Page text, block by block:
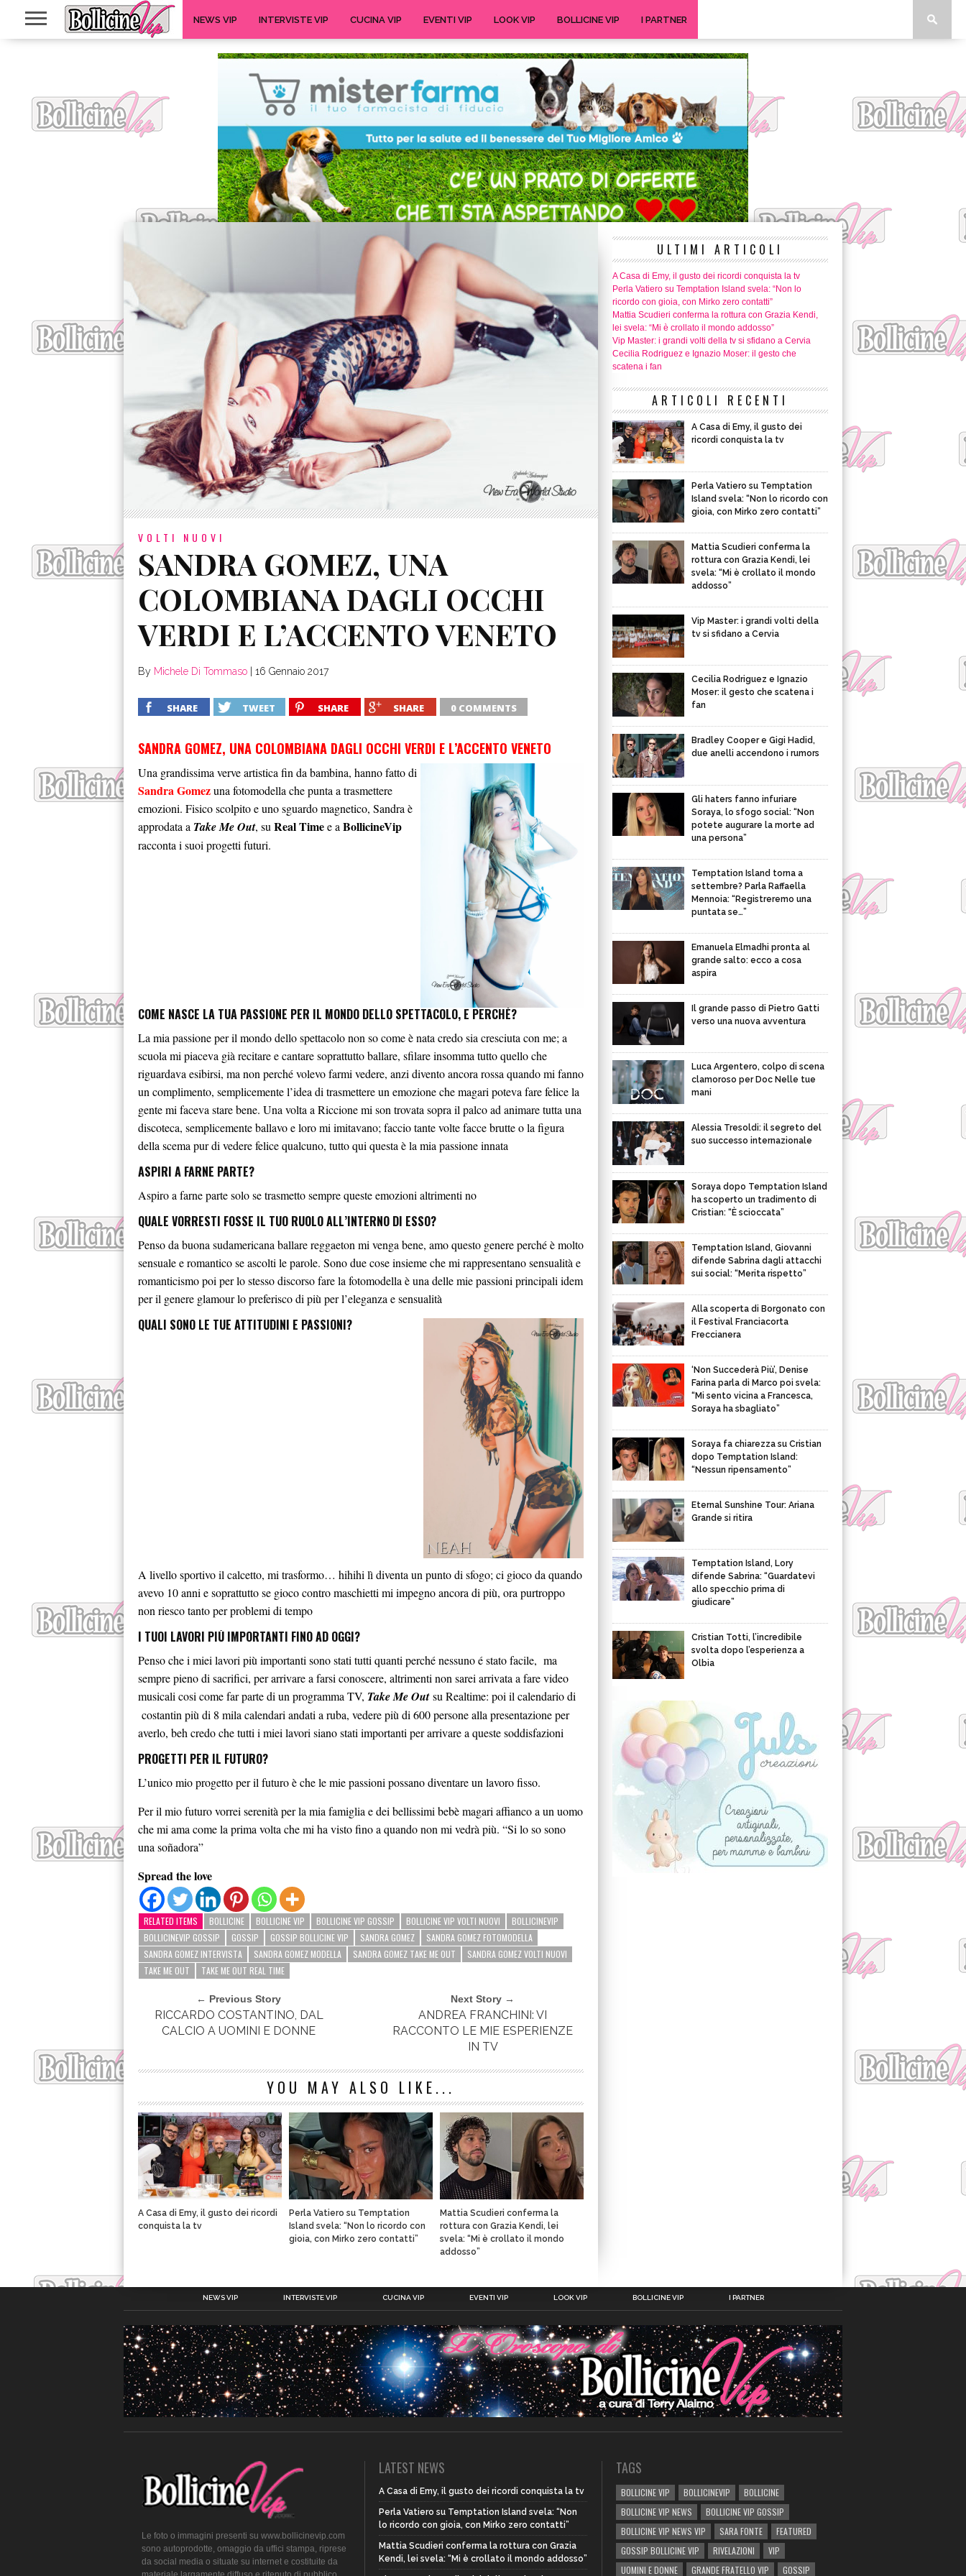
NEWS VIP INTERVISTE VIP CUCINA VIP EVENTI VIP LOOK VIP BOLLICINE VIP I PARTNER
VOLTI NUOVI
SANDRA GOMEZ, UNA
COLOMBIANA DAGLI OCCHI
VERDI E L’ACCENTO VENETO
By Michele Di Tommaso 16 Gennaio 2017
SHARE TWEET SHARE SHARE 0 COMMENTS
SANDRA GOMEZ, UNA COLOMBIANA DAGLI OCCHI VERDI E L’ACCENTO VENETO
Una grandissima verve artistica fin da bambina, hanno fatto di
Sandra Gomezuna fotomodella che punta a trasmettere
emozioni. Fisico scolpito e uno sguardo magnetico, Sandra è
approdata a Take Me Out, su Real Timee a BollicineVip
racconta i suoi progetti futuri.
COME NASCE LA TUA PASSIONE PER IL MONDO DELLO SPETTACOLO, E PERCHÉ?
La mia passione per il mondo dello spettacolo non so come è nata credo sia cresciuta con me; a
scuola mi piaceva già recitare e cantare soprattutto ballare, sfilare insomma tutto quello che
riguardava esibirsi, ma non perché volevo farmi vedere, anzi divento ancora rossa quando mi fanno
un complimento, semplicemente l’idea di trasmettere un emozione che magari poteva fare felice la
gente mi faceva stare bene. Una volta a Riccione mi son trovata sopra il palco ad animare tutta una
discoteca, semplicemente ballavo e loro mi imitavano; faccio tante volte facce brutte o la figura
della scema pur di vedere felice qualcuno, tutto qui questa è la mia passione innata
ASPIRI A FARNE PARTE?
Aspiro a farne parte solo se trasmetto sempre queste emozioni altrimenti no
QUALE VORRESTI FOSSE IL TUO RUOLO ALL’INTERNO DI ESSO?
Penso da buona sudamericana ballare reggaeton mi venga bene, amo questo genere perché è molto
sensuale e romantico se ascolti le parole. Sono due cose insieme che mi rappresentano sensualità e
romanticismo poi per lo stesso discorso fare la fotomodella è una delle mie passioni principali idem
per il genere glamour lo preferisco di più per l’eleganza e sensualità
QUALI SONO LE TUE ATTITUDINI E PASSIONI?
A livello sportivo il calcetto, mi trasformo… hihihi lì diventa un punto di sfogo; ci gioco da quando
avevo 10 anni e soprattutto se gioco contro maschietti mi impegno ancora di più, ora purtroppo
non riesco tanto per problemi di tempo
I TUOI LAVORI PIÙ IMPORTANTI FINO AD OGGI?
Penso che i miei lavori più importanti sono stati tutti quanti perché nessuno é stato facile, ma
sempre pieno di sacrifici, per arrivare a farsi conoscere, altrimenti non sarei arrivata a fare video
musicali cosi come far parte di un programma TV, Take Me Outsu Realtime: poi il calendario di
costantin più di 8 mila calendari andati a ruba, vedere più di 600 persone alla presentazione per
averlo, beh credo che tutti i miei lavori siano stati importanti per arrivare a queste soddisfazioni
PROGETTI PER IL FUTURO?
L’unico mio progetto per il futuro è che le mie passioni possano diventare un lavoro fisso.
Per il mio futuro vorrei serenità per la mia famiglia e dei bellissimi bebè magari affianco a un uomo
che mi ama come la prima volta che mi ha visto fino a quando non mi vedrà più. “Si lo so sono
una soñadora”
Spread the love
RELATED ITEMS BOLLICINE BOLLICINE VIP BOLLICINE VIP GOSSIP BOLLICINE VIP VOLTI NUOVI
BOLLICINEVIP
BOLLICINEVIP GOSSIP
GOSSIP GOSSIP BOLLICINE VIP SANDRA GOMEZ
SANDRA GOMEZ FOTOMODELLA
SANDRA GOMEZ INTERVISTA
SANDRA GOMEZ MODELLA SANDRA GOMEZ TAKE ME OUT
SANDRA GOMEZ VOLTI NUOVI
TAKE ME OUT
TAKE ME OUT REAL TIME
← Previous Story
RICCARDO COSTANTINO, DAL
CALCIO A UOMINI E DONNE
Next Story →
ANDREA FRANCHINI: VI
RACCONTO LE MIE ESPERIENZE
IN TV
YOU MAY ALSO LIKE...
A Casa di Emy, il gusto dei ricordi
conquista la tv
Perla Vatiero su Temptation
Island svela: “Non lo ricordo con
gioia, con Mirko zero contatti”
Mattia Scudieri conferma la
rottura con Grazia Kendi, lei
svela: “Mi è crollato il mondo
addosso”
ULTIMI ARTICOLI
A Casa di Emy, il gusto dei ricordi conquista la tv
Perla Vatiero su Temptation Island svela: “Non lo
ricordo con gioia, con Mirko zero contatti”
Mattia Scudieri conferma la rottura con Grazia Kendi,
lei svela: “Mi è crollato il mondo addosso”
Vip Master: i grandi volti della tv si sfidano a Cervia
Cecilia Rodriguez e Ignazio Moser: il gesto che
scatena i fan
ARTICOLI RECENTI
A Casa di Emy, il gusto dei
ricordi conquista la tv
Perla Vatiero su Temptation
Island svela: “Non lo ricordo con
gioia, con Mirko zero contatti”
Mattia Scudieri conferma la
rottura con Grazia Kendi, lei
svela: “Mi è crollato il mondo
addosso”
Vip Master: i grandi volti della
tv si sfidano a Cervia
Cecilia Rodriguez e Ignazio
Moser: il gesto che scatena i
fan
Bradley Cooper e Gigi Hadid,
due anelli accendono i rumors
Gli haters fanno infuriare
Soraya, lo sfogo social: “Non
potete augurare la morte ad
una persona”
Temptation Island torna a
settembre? Parla Raffaella
Mennoia: “Registreremo una
puntata se…”
Emanuela Elmadhi pronta al
grande salto: ecco a cosa
aspira
Il grande passo di Pietro Gatti
verso una nuova avventura
Luca Argentero, colpo di scena
clamoroso per Doc Nelle tue
mani
Alessia Tresoldi: il segreto del
suo successo internazionale
Soraya dopo Temptation Island
ha scoperto un tradimento di
Cristian: “È scioccata”
Temptation Island, Giovanni
difende Sabrina dagli attacchi
sui social: “Merita rispetto”
Alla scoperta di Borgonato con
il Festival Franciacorta
Freccianera
‘Non Succederà Più’, Denise
Farina parla di Marco poi svela:
“Mi sento vicina a Francesca,
Soraya ha sbagliato”
Soraya fa chiarezza su Cristian
dopo Temptation Island:
“Nessun ripensamento”
Eternal Sunshine Tour: Ariana
Grande si ritira
Temptation Island, Lory
difende Sabrina: “Guardatevi
allo specchio prima di
giudicare”
Cristian Totti, l’incredibile
svolta dopo l’esperienza a
Olbia
NEWS VIP INTERVISTE VIP CUCINA VIP EVENTI VIP LOOK VIP BOLLICINE VIP I PARTNER
Le foto o immagini presenti su www.bollicinevip.com
sono autoprodotte, omaggio da uffici stampa, riprese
da social media o situate su internet e costituite da
LATEST NEWS
A Casa di Emy, il gusto dei ricordi conquista la tv
Perla Vatiero su Temptation Island svela: “Non
lo ricordo con gioia, con Mirko zero contatti”
Mattia Scudieri conferma la rottura con Grazia
Kendi, lei svela: “Mi è crollato il mondo addosso”
TAGS
BOLLICINE VIP BOLLICINEVIP
BOLLICINE
BOLLICINE VIP NEWS
BOLLICINE VIP GOSSIP
BOLLICINE VIP NEWS VIP
SARA FONTE
FEATURED
GOSSIP BOLLICINE VIP
RIVELAZIONI
VIP
UOMINI E DONNE
GRANDE FRATELLO VIP GOSSIP